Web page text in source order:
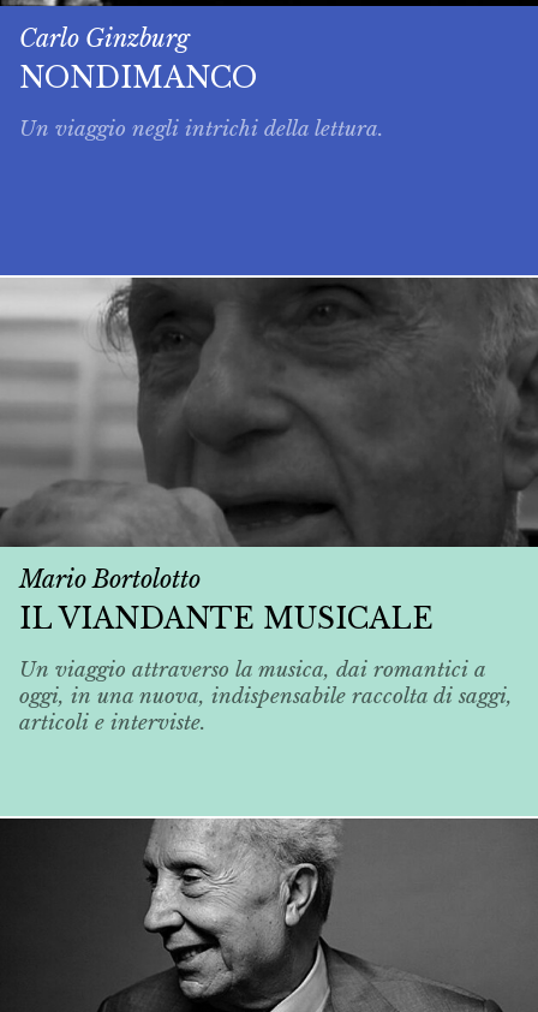
Carlo Ginzburg
NONDIMANCO
Un viaggio negli intrichi della lettura.
Mario Bortolotto
IL VIANDANTE MUSICALE
Un viaggio attraverso la musica, dai romantici a
oggi, in una nuova, indispensabile raccolta di saggi,
articoli e interviste.